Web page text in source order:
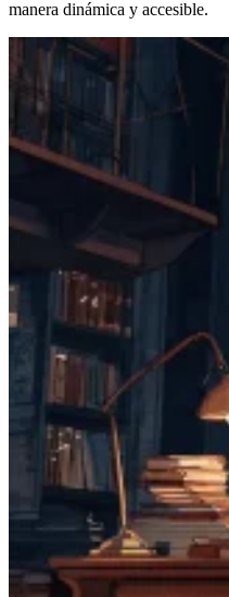
manera dinámica y accesible.